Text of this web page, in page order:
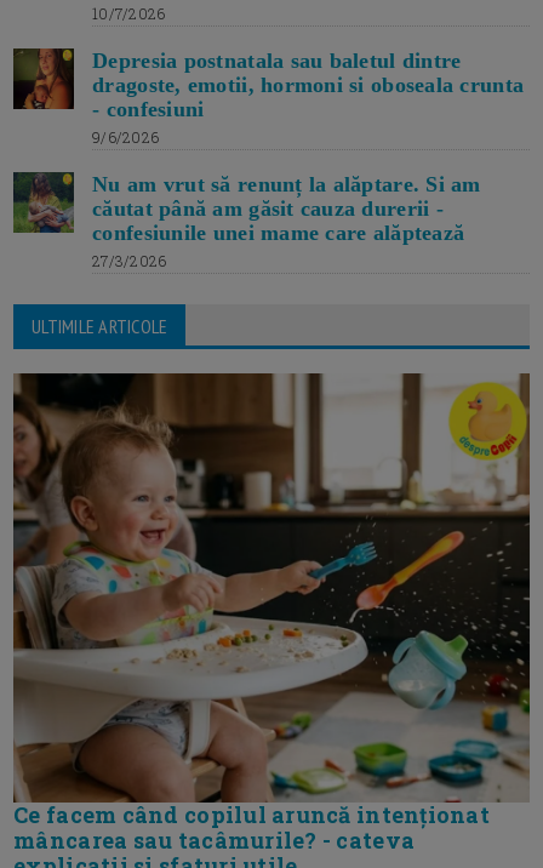
10/7/2026
Depresia postnatala sau baletul dintre
dragoste, emotii, hormoni si oboseala crunta
- confesiuni
9/6/2026
Nu am vrut să renunț la alăptare. Si am
căutat până am găsit cauza durerii -
confesiunile unei mame care alăptează
27/3/2026
ULTIMILE ARTICOLE
Ce facem când copilul aruncă intenționat
mâncarea sau tacâmurile? - cateva